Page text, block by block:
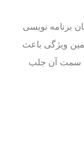
برنامه نویسی
ویژگی باعث
سمت آن جلب